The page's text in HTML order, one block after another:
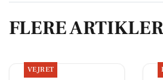
FLERE ARTIKLER
VEJRET